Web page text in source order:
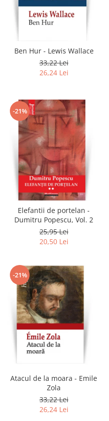
Ben Hur - Lewis Wallace
33,22 Lei
26,24 Lei
-21%
Elefantii de portelan -
Dumitru Popescu, Vol. 2
25,95 Lei
20,50 Lei
-21%
Atacul de la moara - Emile
Zola
33,22 Lei
26,24 Lei